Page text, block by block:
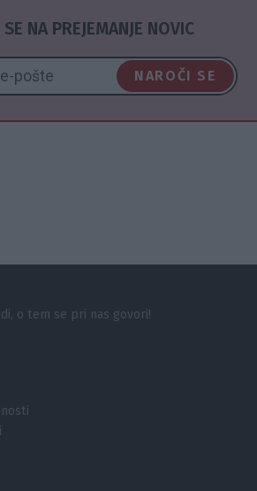
NA PREJEMANJE NOVIC
NAROČI SE
o tem se pri nas govori!